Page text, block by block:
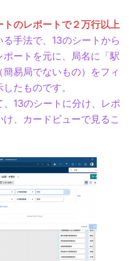
トのレポートで２万行以上
る手法で、13のシートから
ートを元に、局名に「駅
易局でないもの）をフィ
たものです。
13のシートに分け、レポ
、カードビューで見るこ